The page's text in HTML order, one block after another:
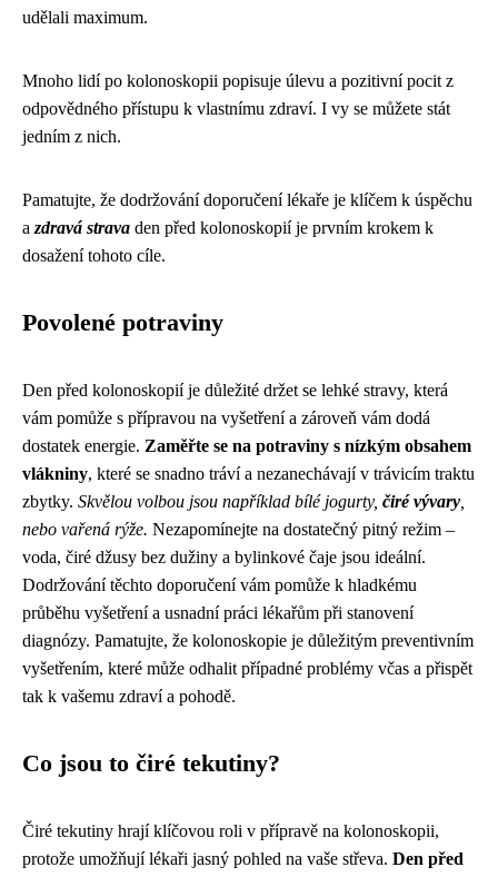
udělali maximum.
Mnoho lidí po kolonoskopii popisuje úlevu a pozitivní pocit z
odpovědného přístupu k vlastnímu zdraví. I vy se můžete stát
jedním z nich.
Pamatujte, že dodržování doporučení lékaře je klíčem k úspěchu
a zdravá strava den před kolonoskopií je prvním krokem k
dosažení tohoto cíle.
Povolené potraviny
Den před kolonoskopií je důležité držet se lehké stravy, která
vám pomůže s přípravou na vyšetření a zároveň vám dodá
dostatek energie. Zaměřte se na potraviny s nízkým obsahem
vlákniny, které se snadno tráví a nezanechávají v trávicím traktu
zbytky. Skvělou volbou jsou například bílé jogurty, čiré vývary
nebo vařená rýže. Nezapomínejte na dostatečný pitný režim –
voda, čiré džusy bez dužiny a bylinkové čaje jsou ideální.
Dodržování těchto doporučení vám pomůže k hladkému
průběhu vyšetření a usnadní práci lékařům při stanovení
diagnózy. Pamatujte, že kolonoskopie je důležitým preventivním
vyšetřením, které může odhalit případné problémy včas a přispět
tak k vašemu zdraví a pohodě.
Co jsou to čiré tekutiny?
Čiré tekutiny hrají klíčovou roli v přípravě na kolonoskopii,
protože umožňují lékaři jasný pohled na vaše střeva. Den před